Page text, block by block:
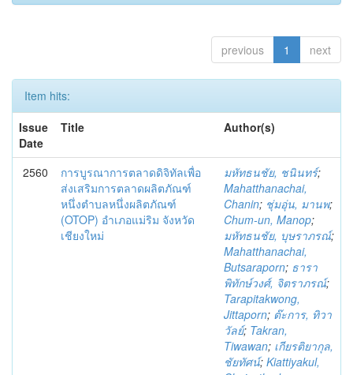
previous 1 next
Item hits:
Issue
Date
Title Author(s)
2560
การบูรณาการตลาดดิจิทัลเพื่อ
ส่งเสริมการตลาดผลิตภัณฑ์
หนึ่งตำบลหนึ่งผลิตภัณฑ์
(OTOP) อำเภอแม่ริม จังหวัด
เชียงใหม่
มหัทธนชัย, ชนินทร์;
Mahatthanachai,
Chanin; ชุ่มอุ่น, มานพ;
Chum-un, Manop;
มหัทธนชัย, บุษราภรณ์;
Mahatthanachai,
Butsaraporn; ธารา
พิทักษ์วงศ์, จิตราภรณ์;
Tarapitakwong,
Jittaporn; ต๊ะการ, ทิวา
วัลย์; Takran,
Tiwawan; เกียรติยากุล,
ชัยทัศน์; Kiattiyakul,